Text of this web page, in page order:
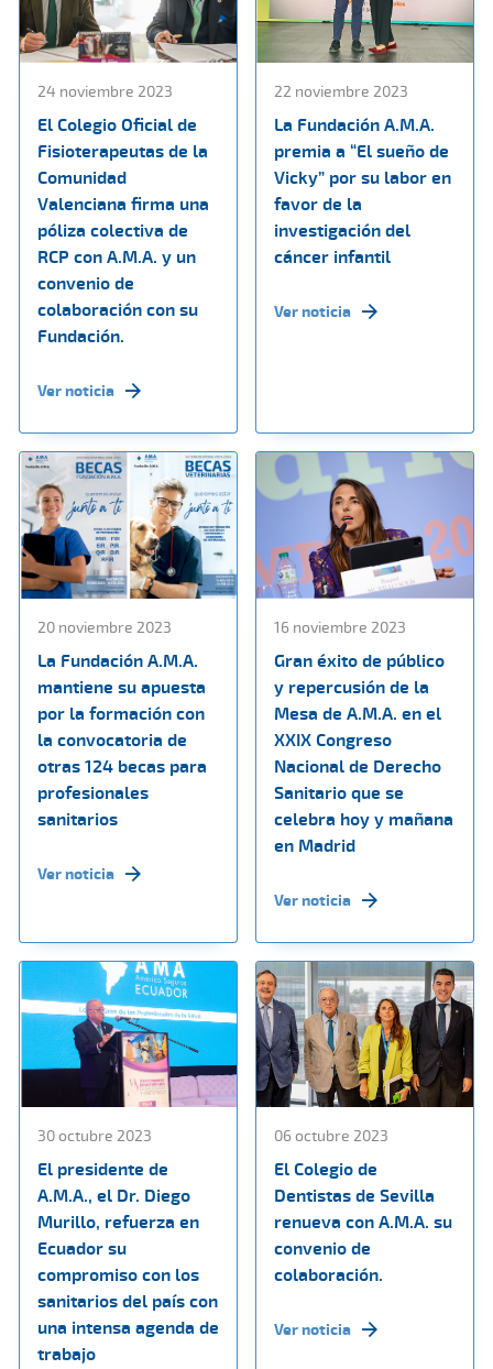
24 noviembre 2023
El Colegio Oficial de
Fisioterapeutas de la
Comunidad
Valenciana firma una
póliza colectiva de
RCP con A.M.A. y un
convenio de
colaboración con su
Fundación.
Ver noticia
22 noviembre 2023
La Fundación A.M.A.
premia a “El sueño de
Vicky” por su labor en
favor de la
investigación del
cáncer infantil
Ver noticia
20 noviembre 2023
La Fundación A.M.A.
mantiene su apuesta
por la formación con
la convocatoria de
otras 124 becas para
profesionales
sanitarios
Ver noticia
16 noviembre 2023
Gran éxito de público
y repercusión de la
Mesa de A.M.A. en el
XXIX Congreso
Nacional de Derecho
Sanitario que se
celebra hoy y mañana
en Madrid
Ver noticia
30 octubre 2023
El presidente de
A.M.A., el Dr. Diego
Murillo, refuerza en
Ecuador su
compromiso con los
sanitarios del país con
una intensa agenda de
trabajo
06 octubre 2023
El Colegio de
Dentistas de Sevilla
renueva con A.M.A. su
convenio de
colaboración.
Ver noticia